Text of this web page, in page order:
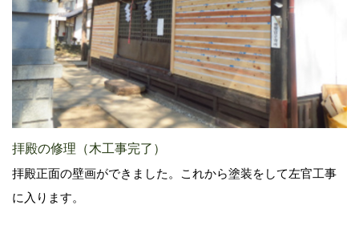
拝殿の修理（木工事完了）
拝殿正面の壁画ができました。これから塗装をして左官工事
に入ります。